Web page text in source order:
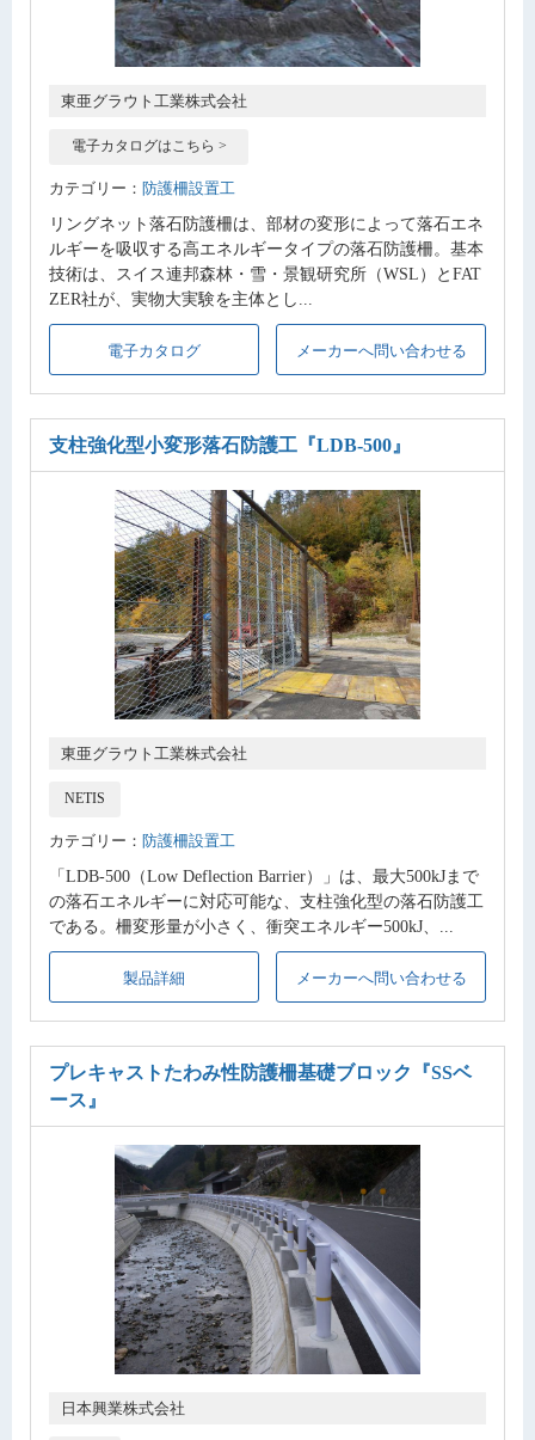
東亜グラウト工業株式会社
電子カタログはこちら >
カテゴリー： 防護柵設置工
リングネット落石防護柵は、部材の変形によって落石エネ
ルギーを吸収する高エネルギータイプの落石防護柵。基本
技術は、スイス連邦森林・雪・景観研究所（WSL）とFAT
ZER社が、実物大実験を主体とし...
電子カタログ メーカーへ問い合わせる
支柱強化型小変形落石防護工 『LDB-500』
東亜グラウト工業株式会社
NETIS
カテゴリー： 防護柵設置工
「LDB-500（Low Deflection Barrier）」は、最大500kJまで
の落石エネルギーに対応可能な、支柱強化型の落石防護工
である。柵変形量が小さく、衝突エネルギー500kJ、...
製品詳細 メーカーへ問い合わせる
プレキャストたわみ性防護柵基礎ブロック
『SSベ
ース』
日本興業株式会社